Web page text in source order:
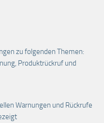
zu folgenden Themen:
Produktrückruf und
Warnungen und Rückrufe